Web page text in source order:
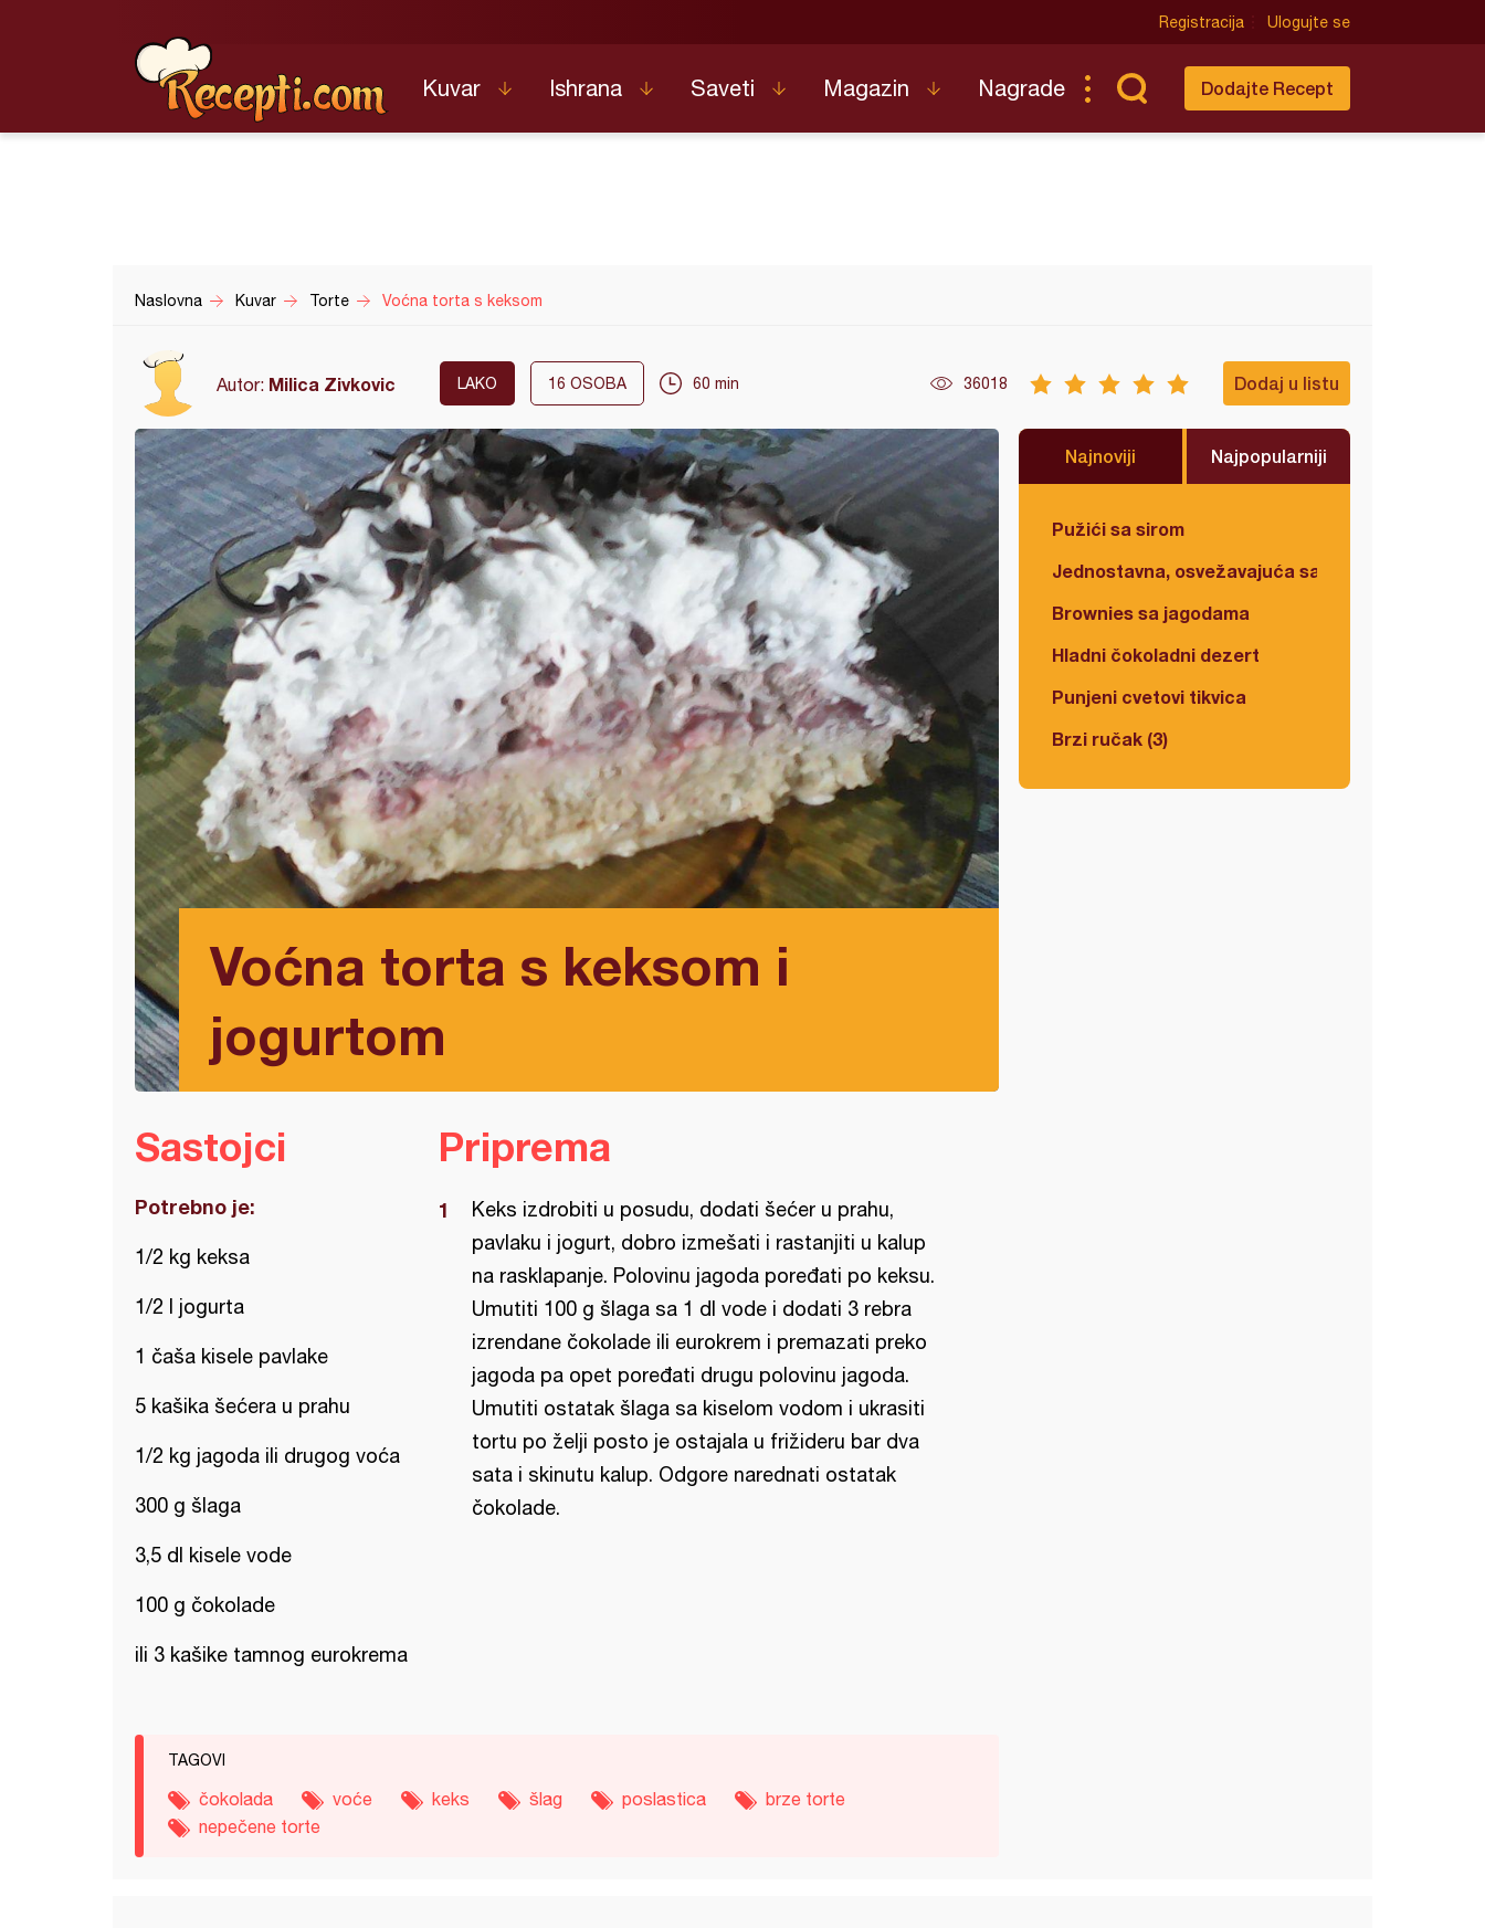
Registracija Ulogujte se
Kuvar Ishrana Saveti Magazin Nagrade Dodajte Recept
Naslovna Kuvar Torte Voćna torta s keksom
Autor: Milica Zivkovic LAKO 16 OSOBA 60 min 36018 Dodaj u listu
Voćna torta s keksom i
jogurtom
Najnoviji Najpopularniji
Pužići sa sirom
Jednostavna, osvežavajuća salata
Brownies sa jagodama
Hladni čokoladni dezert
Punjeni cvetovi tikvica
Brzi ručak (3)
Sastojci
Potrebno je:
1/2 kg keksa
1/2 l jogurta
1 čaša kisele pavlake
5 kašika šećera u prahu
1/2 kg jagoda ili drugog voća
300 g šlaga
3,5 dl kisele vode
100 g čokolade
ili 3 kašike tamnog eurokrema
Priprema
Keks izdrobiti u posudu, dodati šećer u prahu,
pavlaku i jogurt, dobro izmešati i rastanjiti u kalup
na rasklapanje. Polovinu jagoda poređati po keksu.
Umutiti 100 g šlaga sa 1 dl vode i dodati 3 rebra
izrendane čokolade ili eurokrem i premazati preko
jagoda pa opet poređati drugu polovinu jagoda.
Umutiti ostatak šlaga sa kiselom vodom i ukrasiti
tortu po želji posto je ostajala u frižideru bar dva
sata i skinutu kalup. Odgore narednati ostatak
čokolade.
TAGOVI
čokolada voće keks šlag poslastica
brze torte
nepečene torte